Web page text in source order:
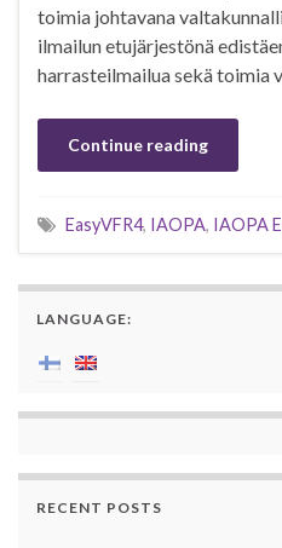
toimia johtavana
ilmailun etujärjestönä
harrasteilmailua sekä toimia
Continue reading
EasyVFR4, IAOPA, IAOPA
LANGUAGE:
RECENT POSTS